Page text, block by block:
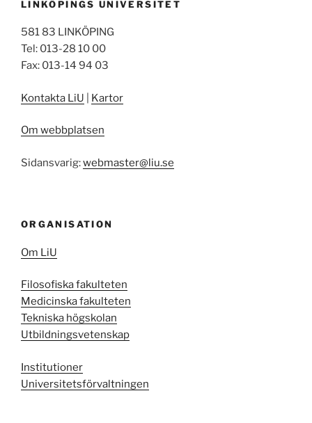
LINKÖPINGS UNIVERSITET
581 83 LINKÖPING
Tel: 013-28 10 00
Fax: 013-14 94 03
Kontakta LiU Kartor
Om webbplatsen
Sidansvarig:webmaster@liu.se
ORGANISATION
Om LiU
Filosofiska fakulteten
Medicinska fakulteten
Tekniska högskolan
Utbildningsvetenskap
Institutioner
Universitetsförvaltningen